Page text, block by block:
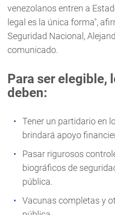
venezolanos entren a
legal es la única forma",
Seguridad Nacional,
comunicado.
Para ser elegible,
deben:
Tener un partidario en
brindará apoyo
Pasar rigurosos
biográficos de
pública.
Vacunas completas y